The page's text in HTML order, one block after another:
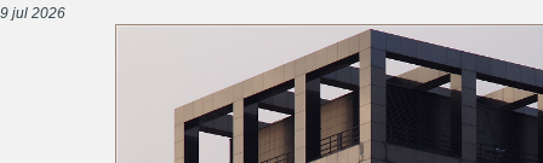
9 jul 2026